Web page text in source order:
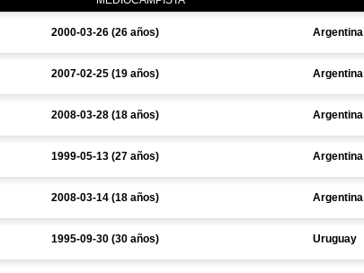
2000-03-26 (26 años) Argentina
2007-02-25 (19 años) Argentina
2008-03-28 (18 años) Argentina
1999-05-13 (27 años) Argentina
2008-03-14 (18 años) Argentina
1995-09-30 (30 años) Uruguay